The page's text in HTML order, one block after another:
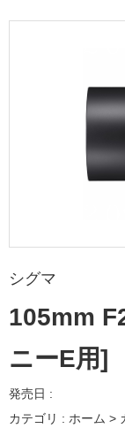
シグマ
105mm
ニーE用]
発売日 :
カテゴリ : ホーム >